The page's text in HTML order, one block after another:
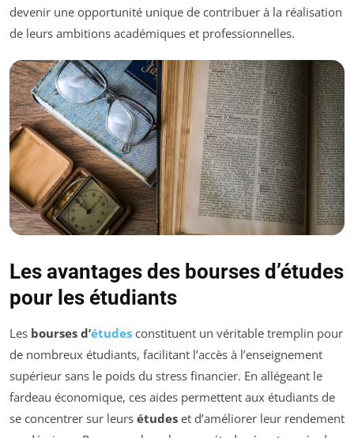
devenir une opportunité unique de contribuer à la réalisation
de leurs ambitions académiques et professionnelles.
Les avantages des bourses d’études
pour les étudiants
Les bourses d’études constituent un véritable tremplin pour
de nombreux étudiants, facilitant l’accès à l’enseignement
supérieur sans le poids du stress financier. En allégeant le
fardeau économique, ces aides permettent aux étudiants de
se concentrer sur leurs études et d’améliorer leur rendement